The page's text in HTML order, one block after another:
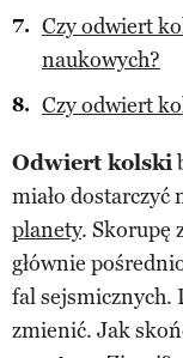
Czy odwiert
naukowych?
Czy odwiert
Odwiert kolski
miało
planety. Skorupę
głównie
fal sejsmicznych.
zmienić. Jak